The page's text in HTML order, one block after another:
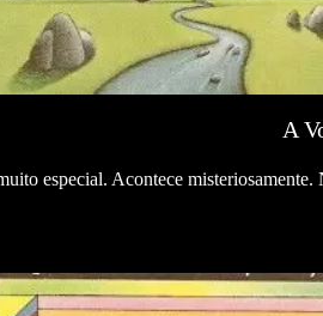
A
especial. Acontece